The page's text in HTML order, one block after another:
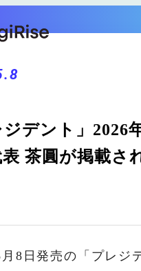
ジデント」2026
茶圓が掲載さ
8日発売の「プレジ